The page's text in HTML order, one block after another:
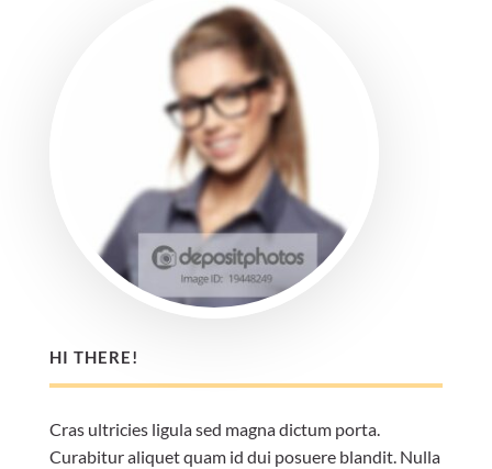
HI THERE!
Cras ultricies ligula sed magna dictum porta.
Curabitur aliquet quam id dui posuere blandit. Nulla